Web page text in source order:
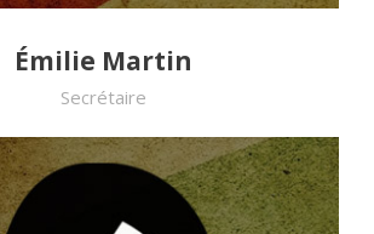
Émilie Martin
Secrétaire